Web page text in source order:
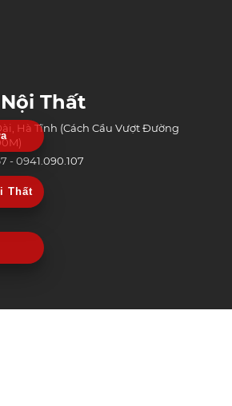
Thất
Hà Tĩnh (Cách Cầu Vượt Đường
- 0941.090.107
Thất